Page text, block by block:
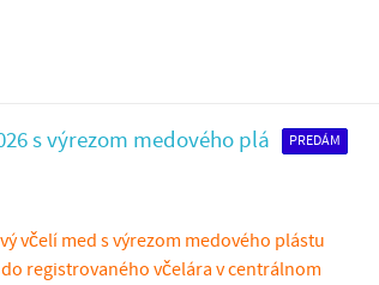
s výrezom medového plá PREDÁM
včelí med s výrezom medového plástu
registrovaného včelára v centrálnom